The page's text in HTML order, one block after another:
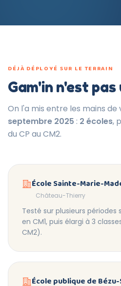
DÉJÀ DÉPLOYÉ SUR LE TERRAIN
Gam'in n'est
On l'a mis entre les mains de
septembre 2025 : 2 écoles,
du CP au CM2.
École Sainte-Marie-
Château-Thierry
Testé sur plusieurs périodes
en CM1, puis élargi à 3
CM2).
École publique de